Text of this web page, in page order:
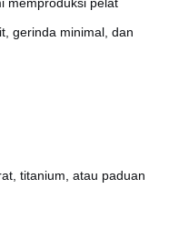
gerinda minimal, dan
titanium, atau paduan